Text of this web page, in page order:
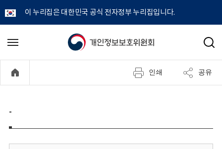
이 누리집은 대한민국 공식 전자정부 누리집입니다.
개
정
보
메
기
검
인쇄 공유
-